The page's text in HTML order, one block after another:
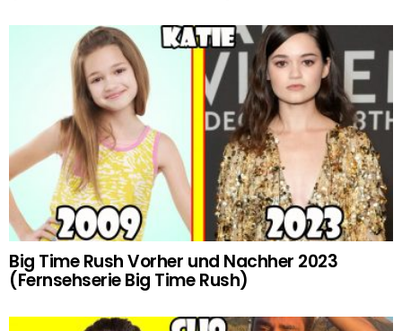
Big Time Rush Vorher und Nachher 2023
(Fernsehserie Big Time Rush)